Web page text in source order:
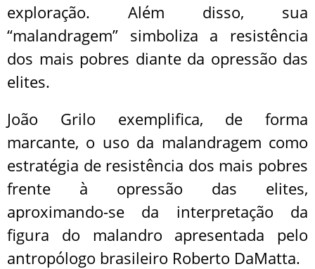
exploração. Além disso, sua
“malandragem” simboliza a resistência
dos mais pobres diante da opressão das
elites.
João Grilo exemplifica, de forma
marcante, o uso da malandragem como
estratégia de resistência dos mais pobres
frente à opressão das elites,
aproximando-se da interpretação da
figura do malandro apresentada pelo
antropólogo brasileiro Roberto DaMatta.